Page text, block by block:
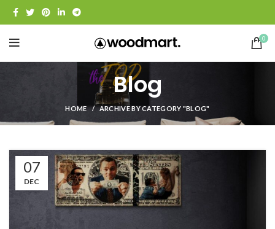
0
Blog
HOME ARCHIVE BY CATEGORY "BLOG"
07
DEC